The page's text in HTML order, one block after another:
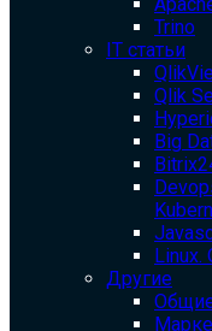
Trino
IT статьи
Qlik
Big
Linux.
Другие